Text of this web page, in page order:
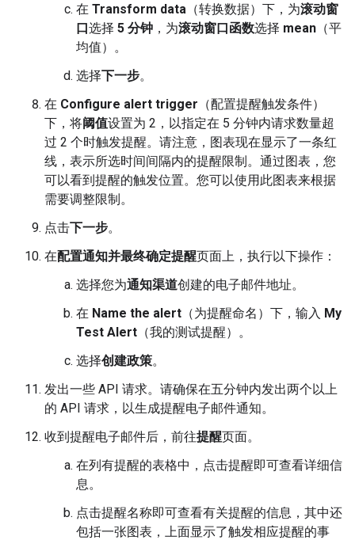
在 Transform data （转换数据）下，为滚动窗
口选择 5 分钟 ，为滚动窗口函数选择 mean （平
均值）。
选择下一步。
在 Configure alert trigger （配置提醒触发条件）
下，将阈值设置为 2，以指定在 5 分钟内请求数量超
过 2 个时触发提醒。请注意，图表现在显示了一条红
线，表示所选时间间隔内的提醒限制。通过图表，您
可以看到提醒的触发位置。您可以使用此图表来根据
需要调整限制。
点击下一步。
在配置通知并最终确定提醒页面上，执行以下操作：
选择您为通知渠道创建的电子邮件地址。
在 Name the alert （为提醒命名）下，输入 My
Test Alert （我的测试提醒）。
选择创建政策。
发出一些 API 请求。请确保在五分钟内发出两个以上
的 API 请求，以生成提醒电子邮件通知。
收到提醒电子邮件后，前往提醒页面。
在列有提醒的表格中，点击提醒即可查看详细信
息。
点击提醒名称即可查看有关提醒的信息，其中还
包括一张图表，上面显示了触发相应提醒的事